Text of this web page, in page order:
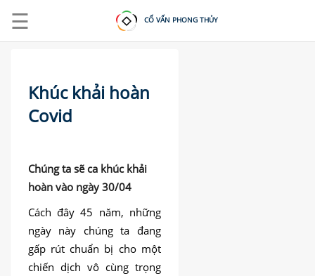
TRANG
CHỦ
☰ CỐ VẤN PHONG THỦY
Khúc khải hoàn
Covid
Chúng ta sẽ ca khúc khải
hoàn vào ngày 30/04
Cách đây 45 năm, những
ngày này chúng ta đang
gấp rút chuẩn bị cho một
chiến dịch vô cùng trọng